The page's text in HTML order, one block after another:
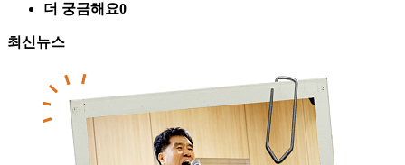
더 궁금해요0
최신뉴스